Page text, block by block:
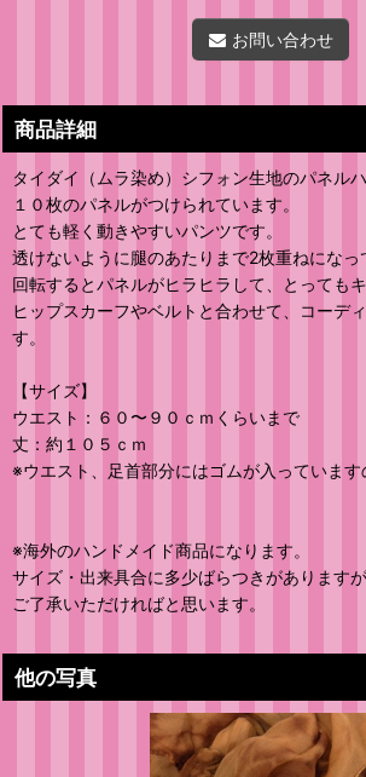
お問い合わせ
商品詳細
タイダイ（ムラ染め）シフォン生地のパネル
１０枚のパネルがつけられています。
とても軽く動きやすいパンツです。
透けないように腿のあたりまで2枚重ねになっ
回転するとパネルがヒラヒラして、とってもキ
ヒップスカーフやベルトと合わせて、コーデ
す。
【サイズ】
ウエスト：６０〜９０ｃｍくらいまで
丈：約１０５ｃｍ
※ウエスト、足首部分にはゴムが入っています
※海外のハンドメイド商品になります。
サイズ・出来具合に多少ばらつきがありますが
ご了承いただければと思います。
他の写真